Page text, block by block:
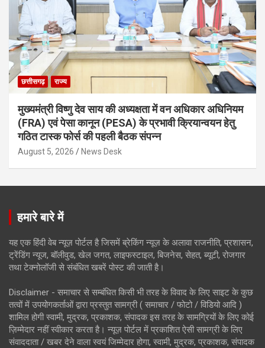
छत्तीसगढ़ राज्य
मुख्यमंत्री विष्णु देव साय की अध्यक्षता में वन अधिकार अधिनियम
(FRA) एवं पेसा कानून (PESA) के प्रभावी क्रियान्वयन हेतु
गठित टास्क फोर्स की पहली बैठक संपन्न
August 5, 2026 News Desk
हमारे बारे में
यह एक हिंदी वेब न्यूज़ पोर्टल है जिसमें ब्रेकिंग न्यूज़ के अलावा राजनीति, प्रशासन,
ट्रेंडिंग न्यूज, बॉलीवुड, खेल जगत, लाइफस्टाइल, बिजनेस, सेहत, ब्यूटी, रोजगार
तथा टेक्नोलॉजी से संबंधित खबरें पोस्ट की जाती है।
Disclaimer - समाचार से सम्बंधित किसी भी तरह के विवाद के लिए साइट के कुछ
तत्वों में उपयोगकर्ताओं द्वारा प्रस्तुत सामग्री ( समाचार / फोटो / विडियो आदि )
शामिल होगी स्वामी, मुद्रक, प्रकाशक, संपादक इस तरह के सामग्रियों के लिए कोई
ज़िम्मेदार नहीं स्वीकार करता है। न्यूज़ पोर्टल में प्रकाशित ऐसी सामग्री के लिए
संवाददाता / खबर देने वाला स्वयं जिम्मेदार होगा, स्वामी, मुद्रक, प्रकाशक, संपादक